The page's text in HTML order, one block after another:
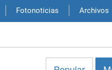
Fotonoticias Archivos